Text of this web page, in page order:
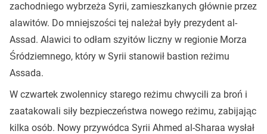
zachodniego wybrzeża Syrii, zamieszkanych głównie przez
alawitów. Do mniejszości tej należał były prezydent al-
Assad. Alawici to odłam szyitów liczny w regionie Morza
Śródziemnego, który w Syrii stanowił bastion reżimu
Assada.
W czwartek zwolennicy starego reżimu chwycili za broń i
zaatakowali siły bezpieczeństwa nowego reżimu, zabijając
kilka osób. Nowy przywódca Syrii Ahmed al-Sharaa wysłał